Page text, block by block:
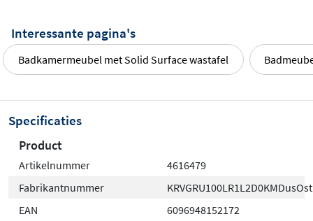
Interessante pagina's
Badkamermeubel met Solid Surface wastafel
Specificaties
Product
Artikelnummer
4616479
Fabrikantnummer
KRVGRU100LR1L2D0KMDusOst
EAN
6096948152172